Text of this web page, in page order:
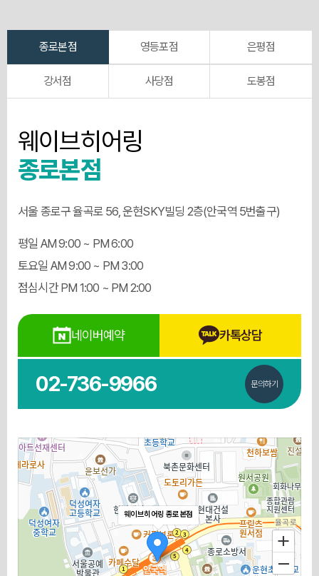
종로본점 영등포점 은평점
강서점 사당점 도봉점
웨이브히어링
종로본점
서울 종로구 율곡로 56, 운현SKY빌딩 2층(안국역 5번출구)
평일 AM 9:00 ~ PM 6:00
토요일 AM 9:00 ~ PM 3:00
점심시간 PM 1:00 ~ PM 2:00
네이버예약 카톡상담
02-736-9966 문의하기
웨이브히어링 종로본점